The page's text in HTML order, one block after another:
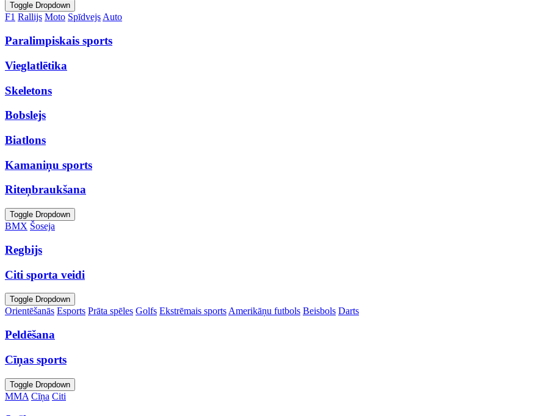
Toggle Dropdown
F1 Rallijs Moto SpīdvejsAuto
Paralimpiskais sports
Vieglatlētika
Skeletons
Bobslejs
Biatlons
Kamaniņu sports
Riteņbraukšana
Toggle Dropdown
BMX Šoseja
Regbijs
Citi sporta veidi
Toggle Dropdown
Orientēšanās Esports Prāta spēles Golfs Ekstrēmais sports Amerikāņu futbols Beisbols Darts
Peldēšana
Cīņas sports
Toggle Dropdown
MMA Cīņa Citi